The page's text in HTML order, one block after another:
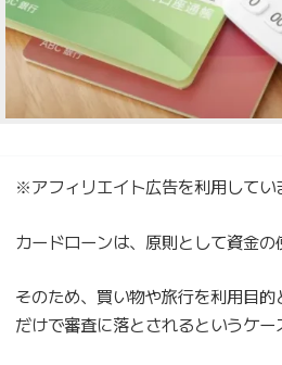
※アフィリエイト広告を利用してい
カードローンは、原則として資金の
そのため、買い物や旅行を利用目
だけで審査に落とされるというケー